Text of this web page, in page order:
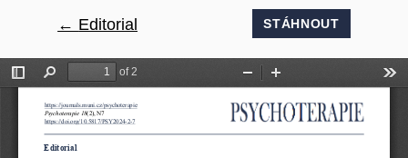
← Návrat na podrobnosti článku
Editorial STÁHNOUT